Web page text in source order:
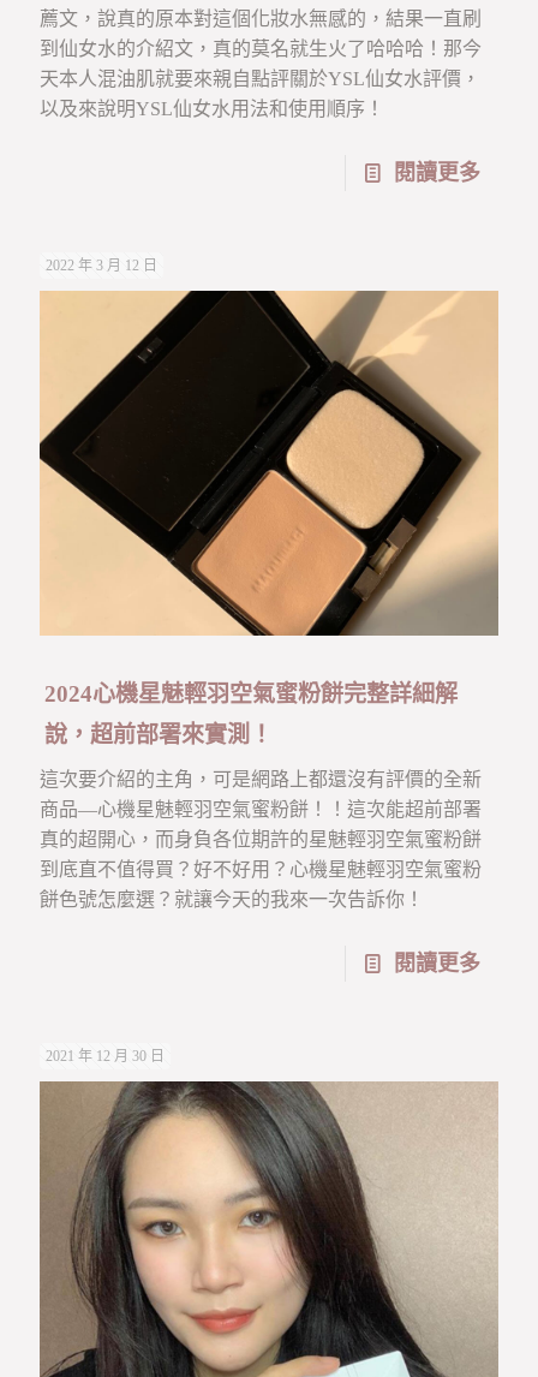
薦文，說真的原本對這個化妝水無感的，結果一直刷
到仙女水的介紹文，真的莫名就生火了哈哈哈！那今
天本人混油肌就要來親自點評關於YSL仙女水評價，
以及來說明YSL仙女水用法和使用順序！
閱讀更多
2022 年 3 月 12 日
2024心機星魅輕羽空氣蜜粉餅完整詳細解
說，超前部署來實測！
這次要介紹的主角，可是網路上都還沒有評價的全新
商品—心機星魅輕羽空氣蜜粉餅！！這次能超前部署
真的超開心，而身負各位期許的星魅輕羽空氣蜜粉餅
到底直不值得買？好不好用？心機星魅輕羽空氣蜜粉
餅色號怎麼選？就讓今天的我來一次告訴你！
閱讀更多
2021 年 12 月 30 日